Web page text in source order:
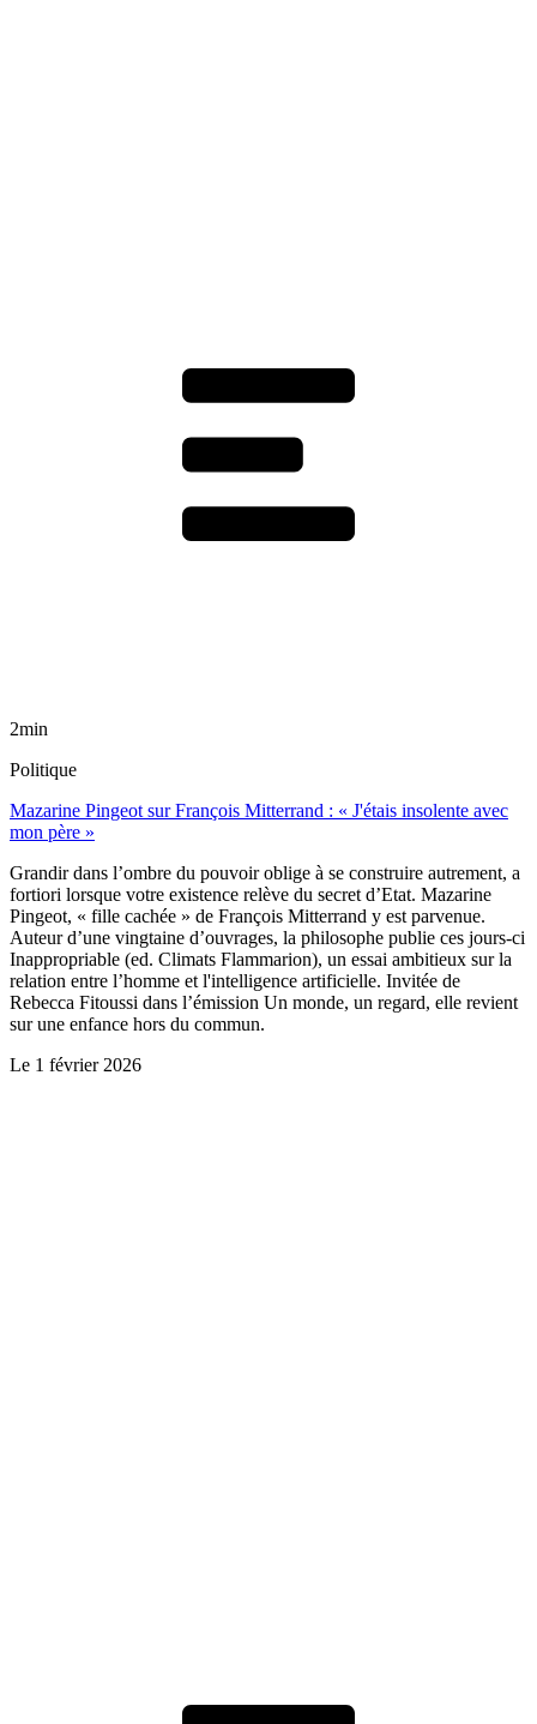
2min
Politique
Mazarine Pingeot sur François Mitterrand : « J'étais insolente avec
mon père »
Grandir dans l’ombre du pouvoir oblige à se construire autrement, a
fortiori lorsque votre existence relève du secret d’Etat. Mazarine
Pingeot, « fille cachée » de François Mitterrand y est parvenue.
Auteur d’une vingtaine d’ouvrages, la philosophe publie ces jours-ci
Inappropriable (ed. Climats Flammarion), un essai ambitieux sur la
relation entre l’homme et l'intelligence artificielle. Invitée de
Rebecca Fitoussi dans l’émission Un monde, un regard, elle revient
sur une enfance hors du commun.
Le 1 février 2026